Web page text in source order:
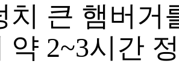
치 큰 햄버거
약 2~3시간